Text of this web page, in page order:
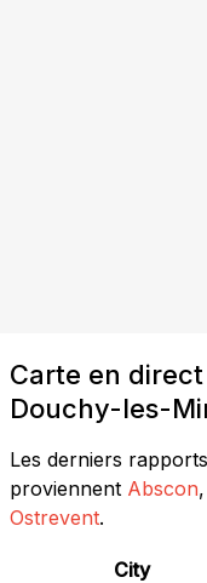
Carte en
Douchy-les-
Les derniers
proviennent Abscon,
Ostrevent.
City